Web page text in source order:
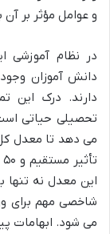
و عوامل مؤثر بر
در نظام آموزشی
دانش آموزان
دارند. درک این
تحصیلی حیاتی
می دهد تا معدل
این معدل نه تنها
شاخصی مهم برای
می شود. ابهامات